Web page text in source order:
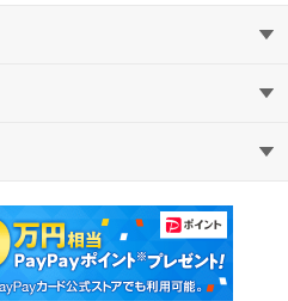
中古マンション
中古一戸建て
教えて！住まいの先生